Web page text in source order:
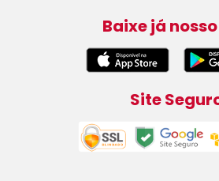
Baixe já nosso
Site